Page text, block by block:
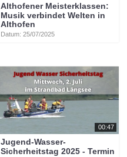
Althofener Meisterklassen:
Musik verbindet Welten in
Althofen
Datum: 25/07/2025
00:47
Jugend-Wasser-
Sicherheitstag 2025 - Termin